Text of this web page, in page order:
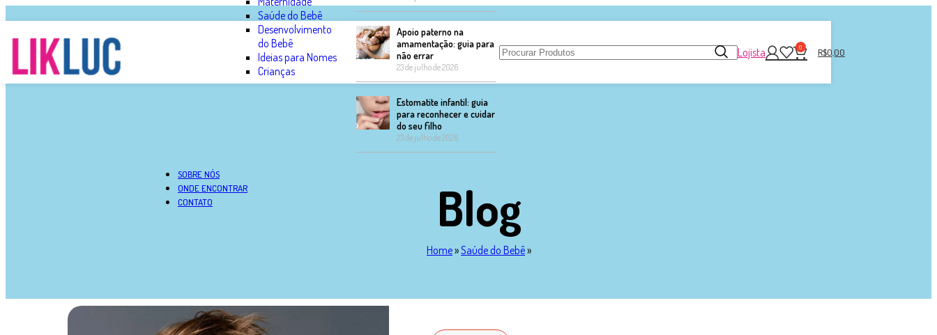
Saúde do Bebê
Desenvolvimento
do Bebê
Ideias para Nomes
Crianças
Apoio paterno na
amamentação: guia para
não errar
23 de julho de 2026
Estomatite infantil: guia
para reconhecer e cuidar
do seu filho
23 de julho de 2026
SOBRE NÓS
ONDE ENCONTRAR
CONTATO
Lojista 0 R$0,00
Blog
Home»Saúde do Bebê»